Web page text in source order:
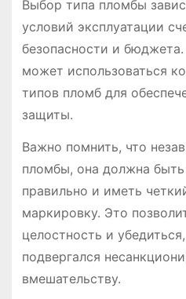
Выбор типа пломбы
условий эксплуатации
безопасности и
может использоваться
типов пломб для
защиты.
Важно помнить, что
пломбы, она должна быть
правильно и иметь
маркировку. Это
целостность и
подвергался
вмешательству.